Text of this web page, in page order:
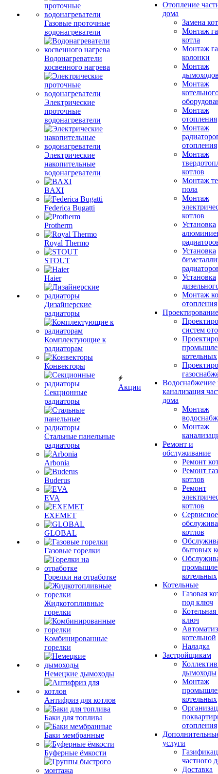
Газовые проточные
водонагреватели
Водонагреватели
косвенного нагрева
Электрические
проточные
водонагреватели
Электрические
накопительные
водонагреватели
BAXI
Federica Bugatti
Protherm
Royal Thermo
STOUT
Haier
Дизайнерские
радиаторы
Комплектующие к
радиаторам
Конвекторы
Секционные
радиаторы
Стальные панельные
радиаторы
Arbonia
Buderus
EVA
EXEMET
GLOBAL
Газовые горелки
Горелки на отработке
Жидкотопливные
горелки
Комбинированные
горелки
Немецкие дымоходы
Антифриз для котлов
Баки для топлива
Баки мембранные
Буферные ёмкости
Акции
Отопление
дома
Замена
Монтаж
котла
Монтаж
колонки
Монтаж
Монтаж
Монтаж
отопления
Монтаж
отопления
Монтаж
котлов
Монтаж
пола
Монтаж
котлов
Установка
Установка
Установка
Монтаж
отопления
Проектирование
систем
котельных
Водоснабжение
канализация
дома
Монтаж
Монтаж
Ремонт и
обслуживание
Ремонт
Ремонт
котлов
Ремонт
котлов
Сервисное
котлов
бытовых
котельных
Котельные
Газовая
под ключ
ключ
котельной
Наладка
Застройщикам
дымоходы
Монтаж
котельных
отопления
услуги
частного
Доставка